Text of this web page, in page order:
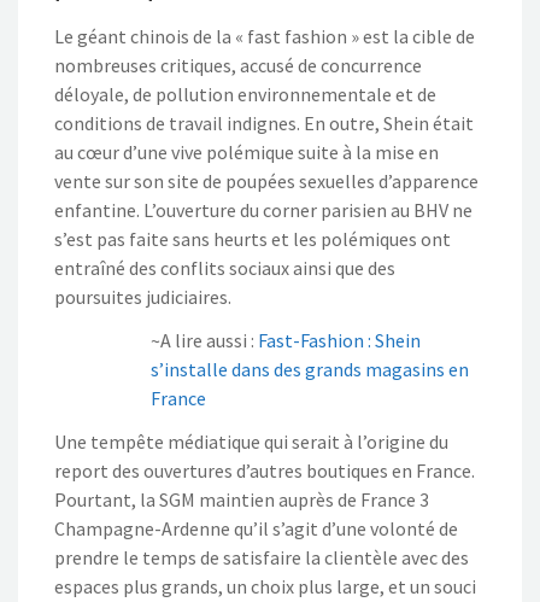
Le géant chinois de la « fast fashion » est la cible de
nombreuses critiques, accusé de concurrence
déloyale, de pollution environnementale et de
conditions de travail indignes. En outre, Shein était
au cœur d’une vive polémique suite à la mise en
vente sur son site de poupées sexuelles d’apparence
enfantine. L’ouverture du corner parisien au BHV ne
s’est pas faite sans heurts et les polémiques ont
entraîné des conflits sociaux ainsi que des
poursuites judiciaires.
~A lire aussi : Fast-Fashion : Shein
s’installe dans des grands magasins en
France
Une tempête médiatique qui serait à l’origine du
report des ouvertures d’autres boutiques en France.
Pourtant, la SGM maintien auprès de France 3
Champagne-Ardenne qu’il s’agit d’une volonté de
prendre le temps de satisfaire la clientèle avec des
espaces plus grands, un choix plus large, et un souci